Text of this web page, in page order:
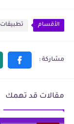
الأقسام تطبيقات
مقالات قد تهمك